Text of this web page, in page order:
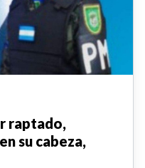
raptado,
su cabeza,